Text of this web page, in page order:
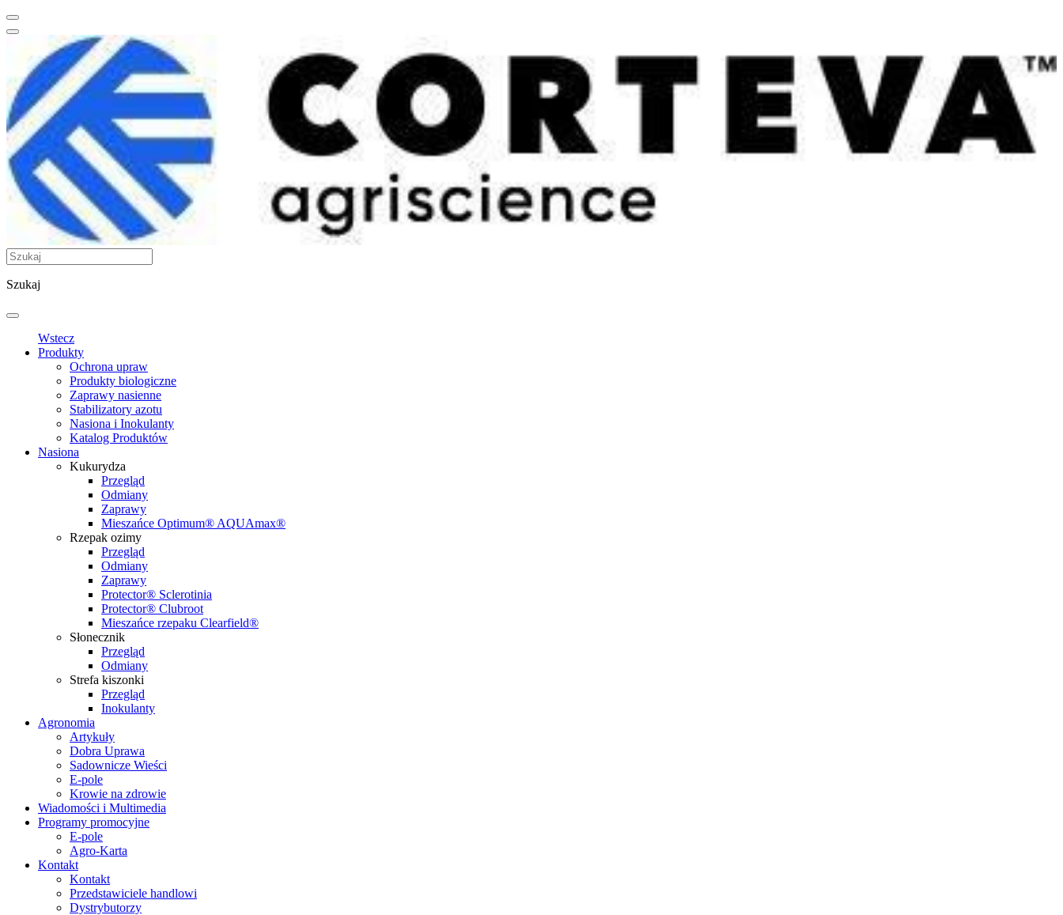
Szukaj
Wstecz
Produkty
Ochrona upraw
Produkty biologiczne
Zaprawy nasienne
Stabilizatory azotu
Nasiona i Inokulanty
Katalog Produktów
Nasiona
Kukurydza
Przegląd
Odmiany
Zaprawy
Mieszańce Optimum® AQUAmax®
Rzepak ozimy
Przegląd
Odmiany
Zaprawy
Protector® Sclerotinia
Protector® Clubroot
Mieszańce rzepaku Clearfield®
Słonecznik
Przegląd
Odmiany
Strefa kiszonki
Przegląd
Inokulanty
Agronomia
Artykuły
Dobra Uprawa
Sadownicze Wieści
E-pole
Krowie na zdrowie
Wiadomości i Multimedia
Programy promocyjne
E-pole
Agro-Karta
Kontakt
Kontakt
Przedstawiciele handlowi
Dystrybutorzy